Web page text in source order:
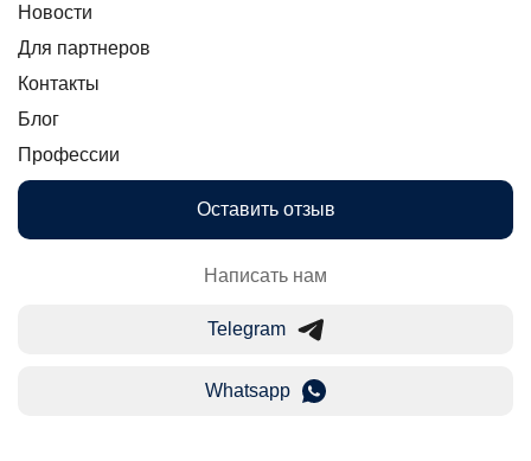
Новости
Для партнеров
Контакты
Блог
Профессии
Оставить отзыв
Написать нам
Telegram
Whatsapp